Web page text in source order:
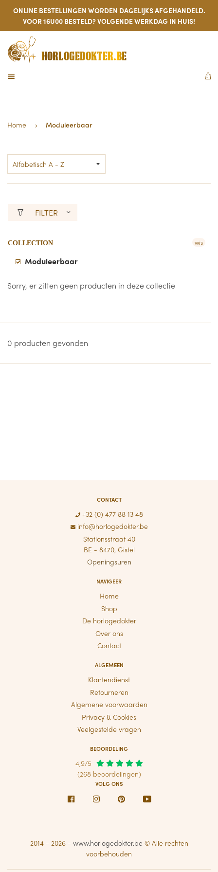
ONLINE BESTELLINGEN WORDEN DAGELIJKS AFGEHANDELD.
VOOR 16U00 BESTELD? VOLGENDE WERKDAG IN HUIS!
HORLOGEDOKTER.BE
Home › Moduleerbaar
FILTER
COLLECTION
Moduleerbaar
wis
Sorry, er zitten geen producten in deze collectie
0 producten gevonden
CONTACT
+32 (0) 477 88 13 48
info@horlogedokter.be
Stationsstraat 40
BE - 8470, Gistel
Openingsuren
NAVIGEER
Home
Shop
De horlogedokter
Over ons
Contact
ALGEMEEN
Klantendienst
Retourneren
Algemene voorwaarden
Privacy & Cookies
Veelgestelde vragen
BEOORDELING
4,9/5
(268 beoordelingen)
VOLG ONS
Facebook Instagram PinterestYoutube
2014 - 2026 - www.horlogedokter.be© Alle rechten
voorbehouden